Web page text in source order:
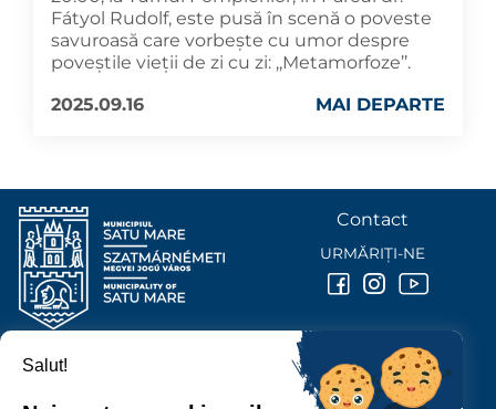
Fátyol Rudolf, este pusă în scenă o poveste
savuroasă care vorbește cu umor despre
poveștile vieții de zi cu zi: ,,Metamorfoze’’.
2025.09.16
MAI DEPARTE
PRIMĂRIA MUNICIPIULUI
Contact
URMĂRIȚI-NE
Salut!